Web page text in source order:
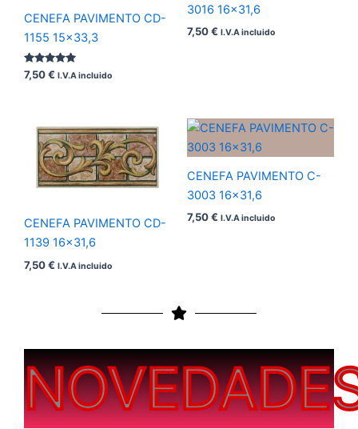
CENEFA PAVIMENTO CD-
1155 15×33,3
Valorado
con
7,50€ I.V.A incluido
3016 16×31,6
7,50€ I.V.A incluido
CENEFA PAVIMENTO CD-
1139 16×31,6
7,50€ I.V.A incluido
CENEFA PAVIMENTO C-
3003 16×31,6
7,50€ I.V.A incluido